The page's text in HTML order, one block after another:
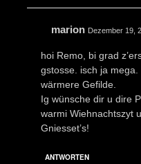
marion Dezember 19,
hoi Remo, bi grad
gstosse. isch ja
wärmere Gefilde.
Ig wünsche dir u dire
warmi Wiehnachtszyt
Gniesset’s!
ANTWORTEN